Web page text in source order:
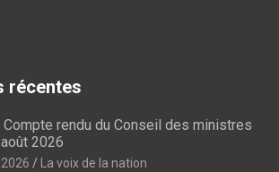
récentes
Compte rendu du Conseil des ministres
2026
La voix de la nation